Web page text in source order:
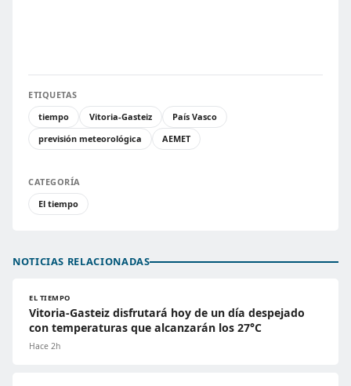
ETIQUETAS
tiempo
Vitoria-Gasteiz
País Vasco
previsión meteorológica
AEMET
CATEGORÍA
El tiempo
NOTICIAS RELACIONADAS
EL TIEMPO
Vitoria-Gasteiz disfrutará hoy de un día despejado
con temperaturas que alcanzarán los 27°C
Hace 2h